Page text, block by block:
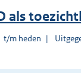
als
t/m heden